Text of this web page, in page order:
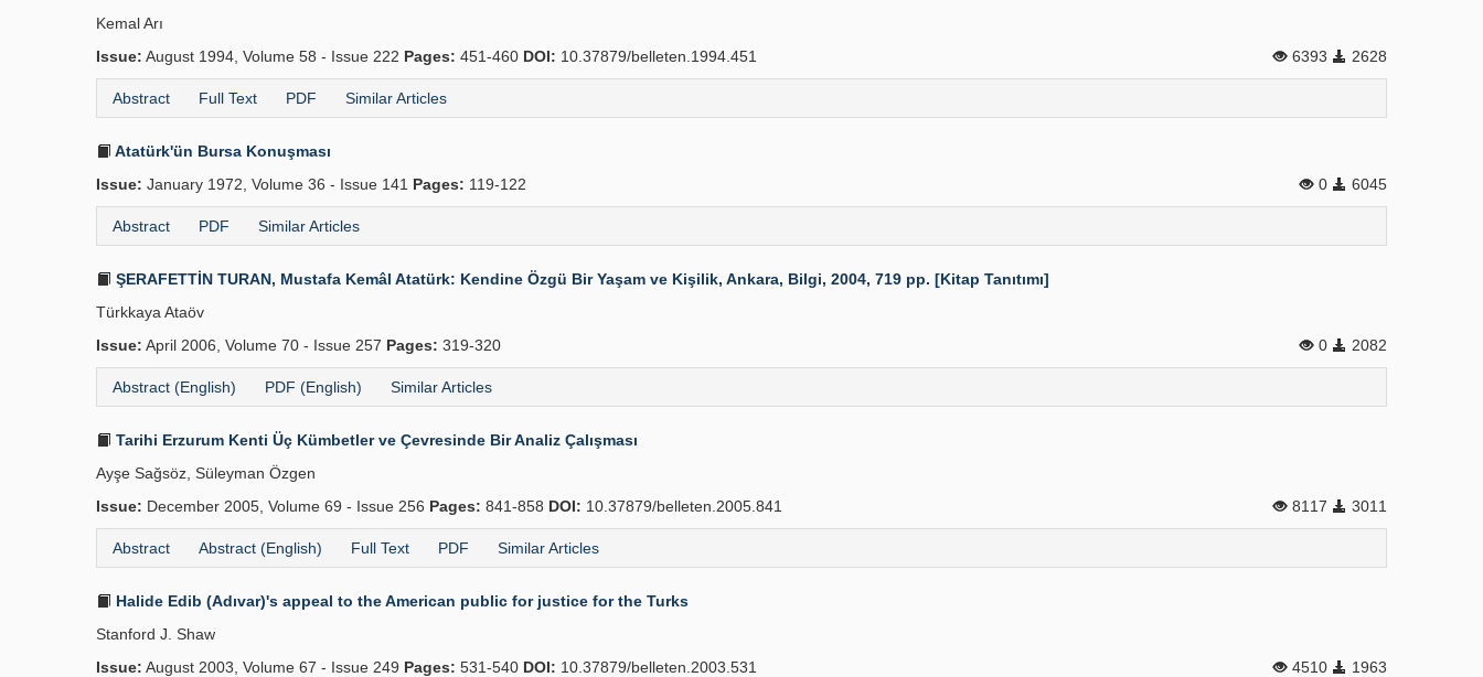
Kemal Arı
Issue: August 1994, Volume 58 - Issue 222 Pages: 451-460 DOI: 10.37879/belleten.1994.451 6393 2628
Abstract Full Text PDF Similar Articles
Atatürk'ün Bursa Konuşması
Issue: January 1972, Volume 36 - Issue 141 Pages: 119-122 0 6045
Abstract PDF Similar Articles
ŞERAFETTİN TURAN, Mustafa Kemâl Atatürk: Kendine Özgü Bir Yaşam ve Kişilik, Ankara, Bilgi, 2004, 719 pp. [Kitap Tanıtımı]
Türkkaya Ataöv
Issue: April 2006, Volume 70 - Issue 257 Pages: 319-320 0 2082
Abstract (English) PDF (English) Similar Articles
Tarihi Erzurum Kenti Üç Kümbetler ve Çevresinde Bir Analiz Çalışması
Ayşe Sağsöz, Süleyman Özgen
Issue: December 2005, Volume 69 - Issue 256 Pages: 841-858 DOI: 10.37879/belleten.2005.841 8117 3011
Abstract Abstract (English) Full Text PDF Similar Articles
Halide Edib (Adıvar)'s appeal to the American public for justice for the Turks
Stanford J. Shaw
Issue: August 2003, Volume 67 - Issue 249 Pages: 531-540 DOI: 10.37879/belleten.2003.531 4510 1963